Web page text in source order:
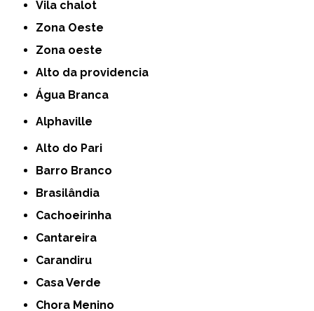
Vila chalot
Zona Oeste
Zona oeste
alto da providencia
Água Branca
Alphaville
Alto do Pari
Barro Branco
Brasilândia
Cachoeirinha
Cantareira
Carandiru
Casa Verde
Chora Menino